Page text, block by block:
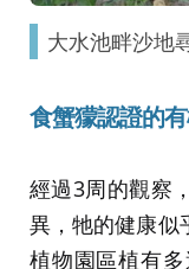
大水池畔沙地
食蟹獴認證的
經過3周的觀察
異，牠的健康似
植物園區植有